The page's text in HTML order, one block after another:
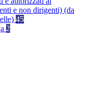
e non dirigenti) (da
45
2